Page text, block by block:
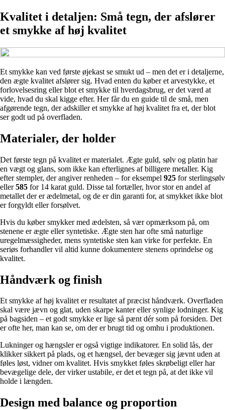
Kvalitet i detaljen: Små tegn, der afslører
et smykke af høj kvalitet
Et smykke kan ved første øjekast se smukt ud – men det er i detaljerne,
den ægte kvalitet afslører sig. Hvad enten du køber et arvestykke, et
forlovelsesring eller blot et smykke til hverdagsbrug, er det værd at
vide, hvad du skal kigge efter. Her får du en guide til de små, men
afgørende tegn, der adskiller et smykke af høj kvalitet fra et, der blot
ser godt ud på overfladen.
Materialer, der holder
Det første tegn på kvalitet er materialet. Ægte guld, sølv og platin har
en vægt og glans, som ikke kan efterlignes af billigere metaller. Kig
efter stempler, der angiver renheden – for eksempel 925 for sterlingsølv
eller585 for 14 karat guld. Disse tal fortæller, hvor stor en andel af
metallet der er ædelmetal, og de er din garanti for, at smykket ikke blot
er forgyldt eller forsølvet.
Hvis du køber smykker med ædelsten, så vær opmærksom på, om
stenene er ægte eller syntetiske. Ægte sten har ofte små naturlige
uregelmæssigheder, mens syntetiske sten kan virke for perfekte. En
seriøs forhandler vil altid kunne dokumentere stenens oprindelse og
kvalitet.
Håndværk og finish
Et smykke af høj kvalitet er resultatet af præcist håndværk. Overfladen
skal være jævn og glat, uden skarpe kanter eller synlige lodninger. Kig
på bagsiden – et godt smykke er lige så pænt dér som på forsiden. Det
er ofte her, man kan se, om der er brugt tid og omhu i produktionen.
Lukninger og hængsler er også vigtige indikatorer. En solid lås, der
klikker sikkert på plads, og et hængsel, der bevæger sig jævnt uden at
føles løst, vidner om kvalitet. Hvis smykket føles skrøbeligt eller har
bevægelige dele, der virker ustabile, er det et tegn på, at det ikke vil
holde i længden.
Design med balance og proportion